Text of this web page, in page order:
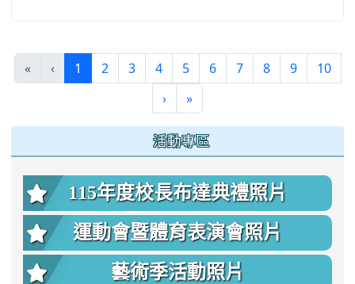
« ‹ 1 (current)
2 3 4 5 6 7 8 9
10
›
»
活動專區
115年度校長布達典禮照片
運動會暨體育表演會照片
藝術季活動照片